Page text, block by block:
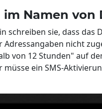
Namen von
schreiben sie, dass das
Adressangaben nicht
von 12 Stunden" auf
ein SMS-